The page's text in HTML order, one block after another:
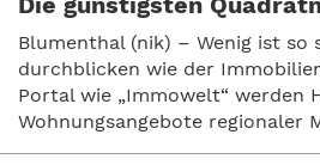
Blumenthal (nik) – Wenig ist so
durchblicken wie der
Portal wie „Immowelt“ werden
Wohnungsangebote regionaler